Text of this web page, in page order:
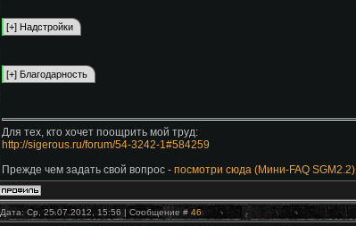
Для тех, кто хочет поощрить мой труд:
http://sigerous.ru/forum/54-3242-1#584259
Прежде чем задать свой вопрос - посмотри сюда (Мини-FAQ SGM2.2)
Дата: Ср, 25.07.2012, 15:56 | Сообщение # 46